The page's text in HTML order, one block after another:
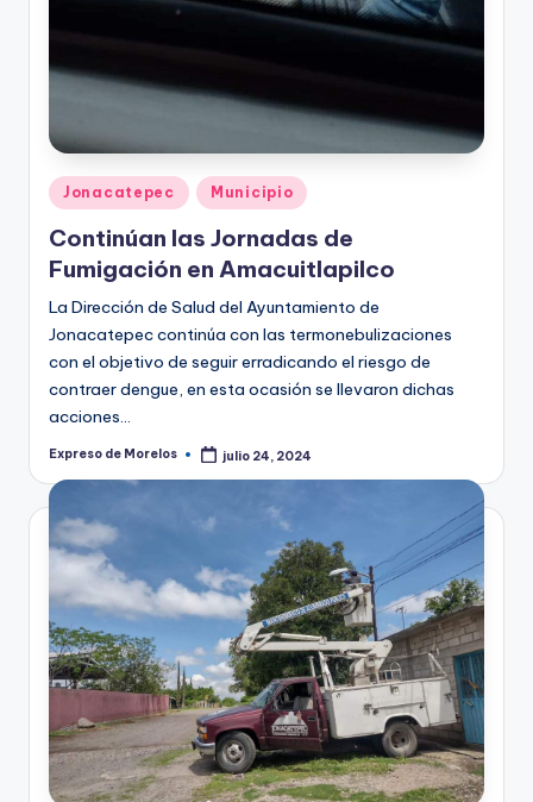
Publicado
en
Jonacatepec Municipio
Continúan las Jornadas de
Fumigación en Amacuitlapilco
La Dirección de Salud del Ayuntamiento de
Jonacatepec continúa con las termonebulizaciones
con el objetivo de seguir erradicando el riesgo de
contraer dengue, en esta ocasión se llevaron dichas
acciones…
Publicado
Expreso de Morelos julio 24, 2024